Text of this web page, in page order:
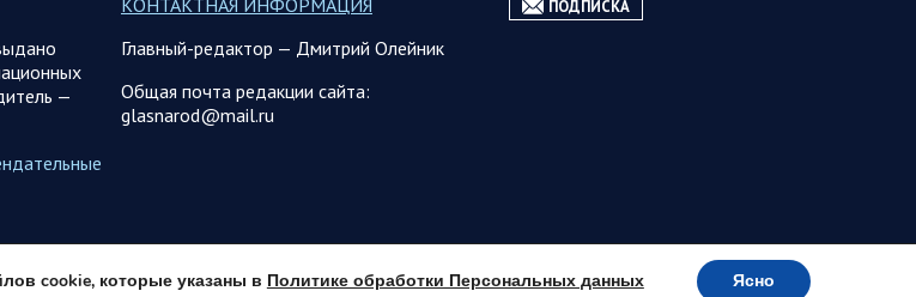
Обстановка в Курском
—
Главный-редактор — Дмитрий Олейник
Общая почта редакции сайта:
glasnarod@mail.ru
ПОДПИСКА
© 2013 - 2026
cookie, которые указаны в Политике обработки Персональных данных Ясно